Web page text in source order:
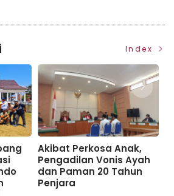
Index
Akibat Perkosa Anak,
Pengadilan Vonis Ayah
dan Paman 20 Tahun
Penjara